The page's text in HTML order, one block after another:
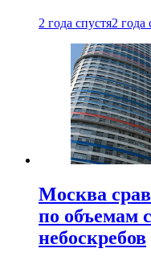
2 года спустя2 года
Москва
по объемам
небоскребов